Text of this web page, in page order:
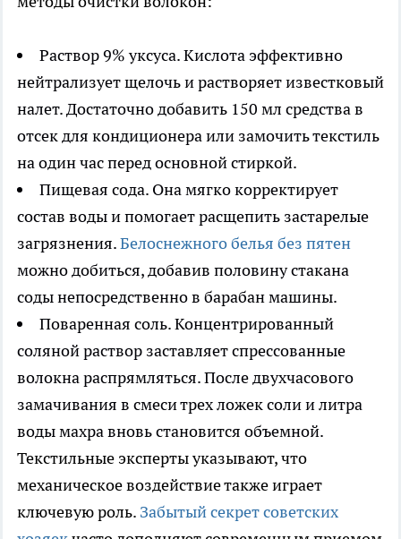
Раствор 9% уксуса. Кислота эффективно
нейтрализует щелочь и растворяет известковый
налет. Достаточно добавить 150 мл средства в
отсек для кондиционера или замочить текстиль
на один час перед основной стиркой.
Пищевая сода. Она мягко корректирует
состав воды и помогает расщепить застарелые
загрязнения.Белоснежного белья без пятен
можно добиться, добавив половину стакана
соды непосредственно в барабан машины.
Поваренная соль. Концентрированный
соляной раствор заставляет спрессованные
волокна распрямляться. После двухчасового
замачивания в смеси трех ложек соли и литра
воды махра вновь становится объемной.
Текстильные эксперты указывают, что
механическое воздействие также играет
ключевую роль. Забытый секрет советских